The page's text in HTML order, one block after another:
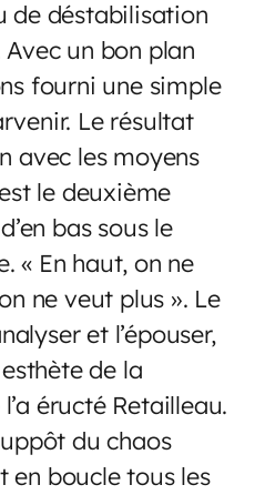
de déstabilisation
Avec un bon plan
fourni une simple
Le résultat
avec les moyens
le deuxième
bas sous le
« En haut, on ne
ne veut plus ». Le
et l’épouser,
de la
éructé Retailleau.
du chaos
en boucle tous les